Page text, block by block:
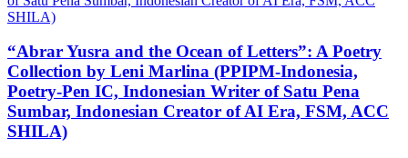
“Abrar Yusra and the Ocean of Letters”: A Poetry
Collection by Leni Marlina (PPIPM-Indonesia,
Poetry-Pen IC, Indonesian Writer of Satu Pena
Sumbar, Indonesian Creator of AI Era, FSM, ACC
SHILA)